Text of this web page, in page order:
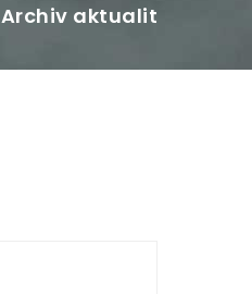
Archiv aktualit